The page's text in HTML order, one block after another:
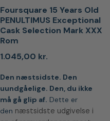
Foursquare 15 Years Old
PENULTIMUS Exceptional
Cask Selection Mark XXX
Rom
1.045,00 kr.
Den næstsidste. Den
uundgåelige. Den, du ikke
må gå glip af. Dette er
den næstsidste udgivelse i